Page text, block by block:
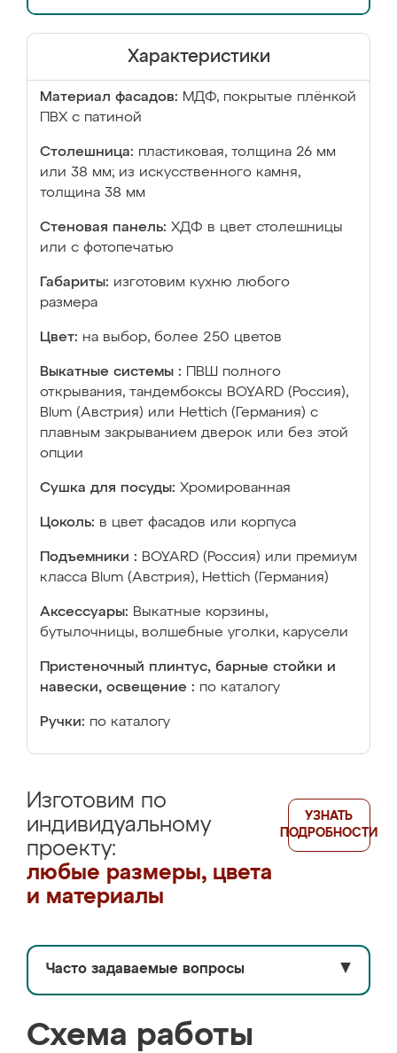
Характеристики
Материал фасадов: МДФ, покрытые плёнкой
ПВХ с патиной
Столешница: пластиковая, толщина 26 мм
или 38 мм; из искусственного камня,
толщина 38 мм
Стеновая панель: ХДФ в цвет столешницы
или с фотопечатью
Габариты: изготовим кухню любого
размера
Цвет: на выбор, более 250 цветов
Выкатные системы :
ПВШ полного
открывания, тандембоксы BOYARD (Россия),
Blum (Австрия) или Hettich (Германия) с
плавным закрыванием дверок или без этой
опции
Сушка для посуды: Хромированная
Цоколь: в цвет фасадов или корпуса
Подъемники : BOYARD (Россия) или премиум
класса Blum (Австрия), Hettich (Германия)
Аксессуары: Выкатные корзины,
бутылочницы, волшебные уголки, карусели
Пристеночный плинтус, барные стойки и
навески, освещение : по каталогу
Ручки: по каталогу
Изготовим по
индивидуальному
проекту:
любые размеры, цвета
и материалы
УЗНАТЬ
ПОДРОБНОСТИ
Часто задаваемые вопросы ▼
Схема работы